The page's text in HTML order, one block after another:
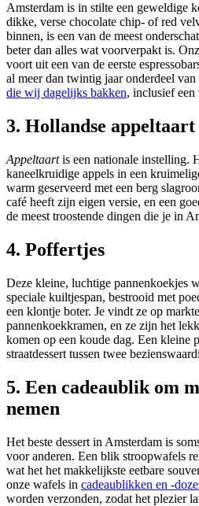
Amsterdam is in stilte een geweldige
dikke, verse chocolate chip- of red
binnen, is een van de meest
beter dan alles wat voorverpakt is.
voort uit een van de eerste
al meer dan twintig jaar onderdeel
die wij dagelijks bakken, inclusief een
3. Hollandse appeltaart
Appeltaartis een nationale instelling.
kaneelkruidige appels in een
warm geserveerd met een berg
café heeft zijn eigen versie, en een
de meest troostende dingen die je in
4. Poffertjes
Deze kleine, luchtige pannenkoekjes
speciale kuiltjespan, bestrooid met
een klontje boter. Je vindt ze op
pannenkoekkramen, en ze zijn het
komen op een koude dag. Een kleine
straatdessert tussen twee
5. Een cadeaublik om
nemen
Het beste dessert in Amsterdam is
voor anderen. Een blik stroopwafels
wat het het makkelijkste eetbare
onze wafels in cadeaublikken en -
worden verzonden, zodat het plezier